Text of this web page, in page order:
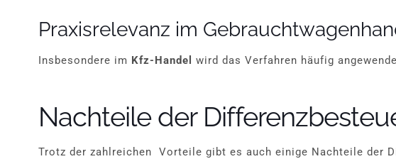
Praxisrelevanz im
Insbesondere im Kfz-Handel wird das Verfahren häufig
Nachteile der
Trotz der zahlreichen Vorteile gibt es auch einige Nachteile der